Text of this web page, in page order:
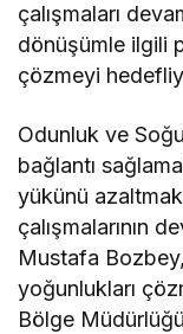
çalışmaları
dönüşümle ilgili
çözmeyi
Odunluk ve
bağlantı
yükünü
çalışmalarının
Mustafa
yoğunlukları
Bölge